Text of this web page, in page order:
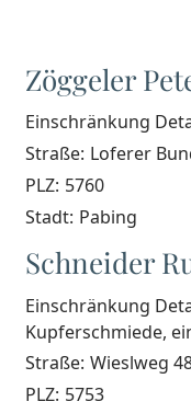
Zöggeler
Einschränkung
Straße: Loferer
PLZ: 5760
Stadt: Pabing
Schneider
Einschränkung
Kupferschmiede,
Straße: Wieslweg
PLZ: 5753